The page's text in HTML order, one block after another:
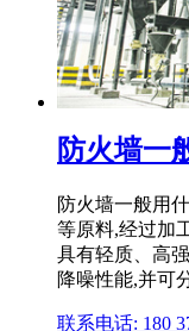
防火墙一
防火墙一般用
等原料,经过加
具有轻质、高
降噪性能,并可
联系电话: 180